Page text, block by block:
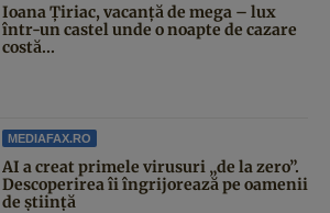
Ioana Țiriac, vacanță de mega – lux
într-un castel unde o noapte de cazare
costă...
MEDIAFAX.RO
AI a creat primele virusuri „de la zero”.
Descoperirea îi îngrijorează pe oamenii
de știință